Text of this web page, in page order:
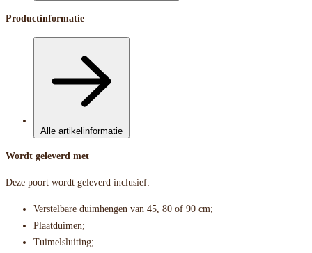
Productinformatie
Alle artikelinformatie
Wordt geleverd met
Deze poort wordt geleverd inclusief:
Verstelbare duimhengen van 45, 80 of 90 cm;
Plaatduimen;
Tuimelsluiting;